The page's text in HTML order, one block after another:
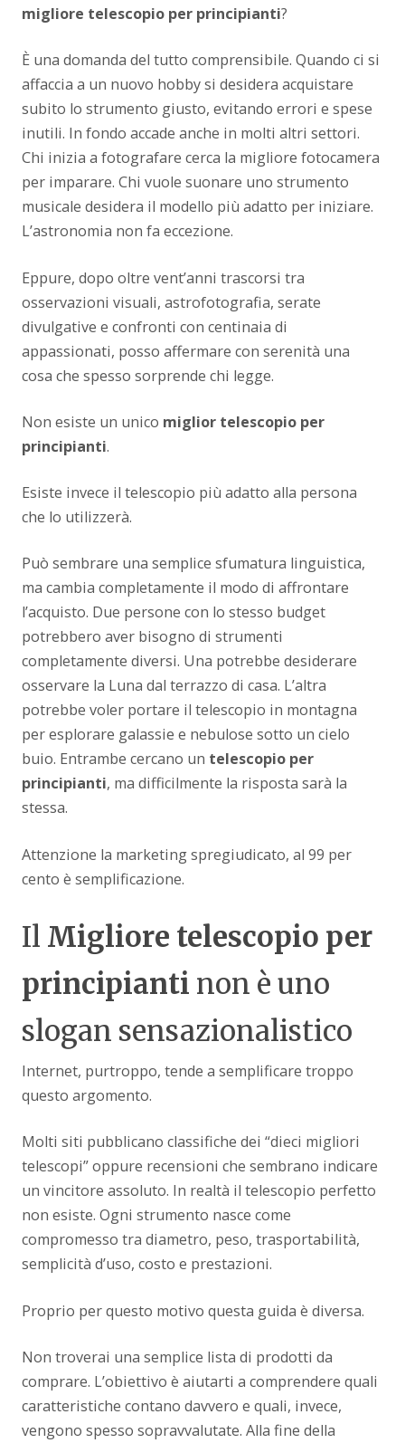
migliore telescopio per principianti?
È una domanda del tutto comprensibile. Quando ci si
affaccia a un nuovo hobby si desidera acquistare
subito lo strumento giusto, evitando errori e spese
inutili. In fondo accade anche in molti altri settori.
Chi inizia a fotografare cerca la migliore fotocamera
per imparare. Chi vuole suonare uno strumento
musicale desidera il modello più adatto per iniziare.
L’astronomia non fa eccezione.
Eppure, dopo oltre vent’anni trascorsi tra
osservazioni visuali, astrofotografia, serate
divulgative e confronti con centinaia di
appassionati, posso affermare con serenità una
cosa che spesso sorprende chi legge.
Non esiste un unico miglior telescopio per
principianti.
Esiste invece il telescopio più adatto alla persona
che lo utilizzerà.
Può sembrare una semplice sfumatura linguistica,
ma cambia completamente il modo di affrontare
l’acquisto. Due persone con lo stesso budget
potrebbero aver bisogno di strumenti
completamente diversi. Una potrebbe desiderare
osservare la Luna dal terrazzo di casa. L’altra
potrebbe voler portare il telescopio in montagna
per esplorare galassie e nebulose sotto un cielo
buio. Entrambe cercano un telescopio per
principianti, ma difficilmente la risposta sarà la
stessa.
Attenzione la marketing spregiudicato, al 99 per
cento è semplificazione.
Il Migliore telescopio per
principianti non è uno
slogan sensazionalistico
Internet, purtroppo, tende a semplificare troppo
questo argomento.
Molti siti pubblicano classifiche dei “dieci migliori
telescopi” oppure recensioni che sembrano indicare
un vincitore assoluto. In realtà il telescopio perfetto
non esiste. Ogni strumento nasce come
compromesso tra diametro, peso, trasportabilità,
semplicità d’uso, costo e prestazioni.
Proprio per questo motivo questa guida è diversa.
Non troverai una semplice lista di prodotti da
comprare. L’obiettivo è aiutarti a comprendere quali
caratteristiche contano davvero e quali, invece,
vengono spesso sopravvalutate. Alla fine della